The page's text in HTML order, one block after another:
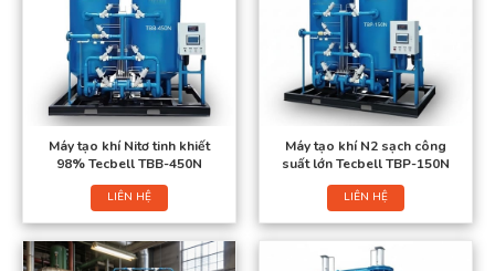
Máy tạo khí Nitơ tinh khiết
98% Tecbell TBB-450N
LIÊN HỆ
Máy tạo khí N2 sạch công
suất lớn Tecbell TBP-150N
LIÊN HỆ